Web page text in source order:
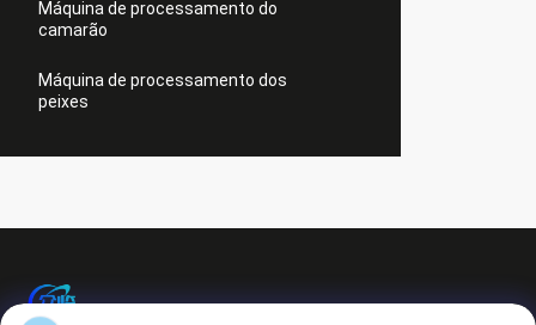
Máquina de processamento do
camarão
Máquina de processamento dos
peixes